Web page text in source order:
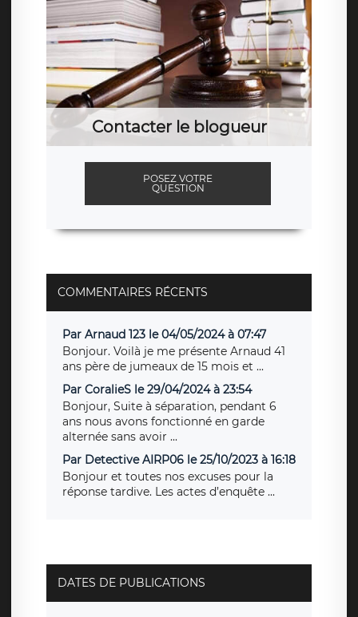
Contacter le blogueur
POSEZ VOTRE
QUESTION
COMMENTAIRES RÉCENTS
Par Arnaud 123 le 04/05/2024 à 07:47
Bonjour. Voilà je me présente Arnaud 41
ans père de jumeaux de 15 mois et ...
Par CoralieS le 29/04/2024 à 23:54
Bonjour, Suite à séparation, pendant 6
ans nous avons fonctionné en garde
alternée sans avoir ...
Par Detective AIRP06 le 25/10/2023 à 16:18
Bonjour et toutes nos excuses pour la
réponse tardive. Les actes d’enquête ...
DATES DE PUBLICATIONS